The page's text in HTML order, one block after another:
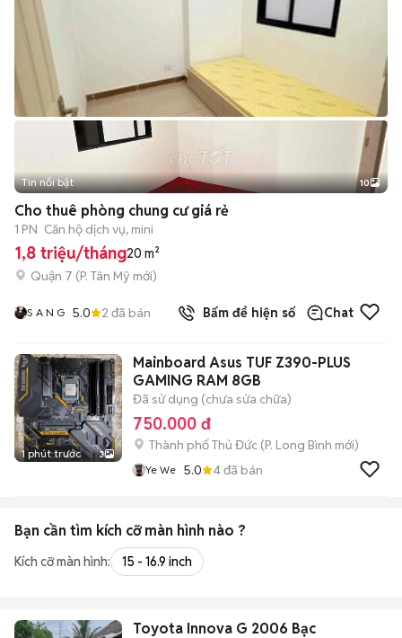
+2
Tin nổi bật 10
Cho thuê phòng chung cư giá rẻ
1 PN Căn hộ dịch vụ, mini
1,8 triệu/tháng20 m²
Quận 7 (P. Tân Mỹ mới)
S A N G 5.0 2 đã bán Bấm để hiện số Chat
1 phút trước 3
Mainboard Asus TUF Z390-PLUS
GAMING RAM 8GB
Đã sử dụng (chưa sửa chữa)
750.000 đ
Thành phố Thủ Đức (P. Long Bình mới)
Ye We 5.0 4đã bán
Bạn cần tìm kích cỡ màn hình nào ?
Kích cỡ màn hình: 15 - 16.9 inch
Toyota Innova G 2006 Bạc